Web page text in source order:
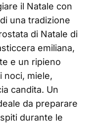
il Natale con
una tradizione
di Natale di
emiliana,
e un ripieno
noci, miele,
candita. Un
da preparare
durante le